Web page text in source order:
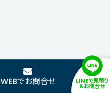
WEBでお問合せ LINEで見積り
＆お問合せ